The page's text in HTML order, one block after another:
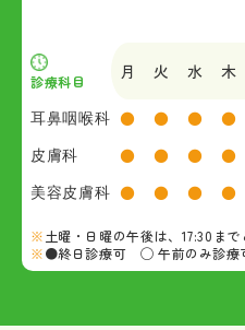
診療科目 月 火 水 木
耳鼻咽喉科 ● ● ● ●
皮膚科
● ● ● ●
美容皮膚科 ● ● ● ●
土曜・日曜の午後は、17:30まで
●終日診療可 ◯ 午前のみ診療